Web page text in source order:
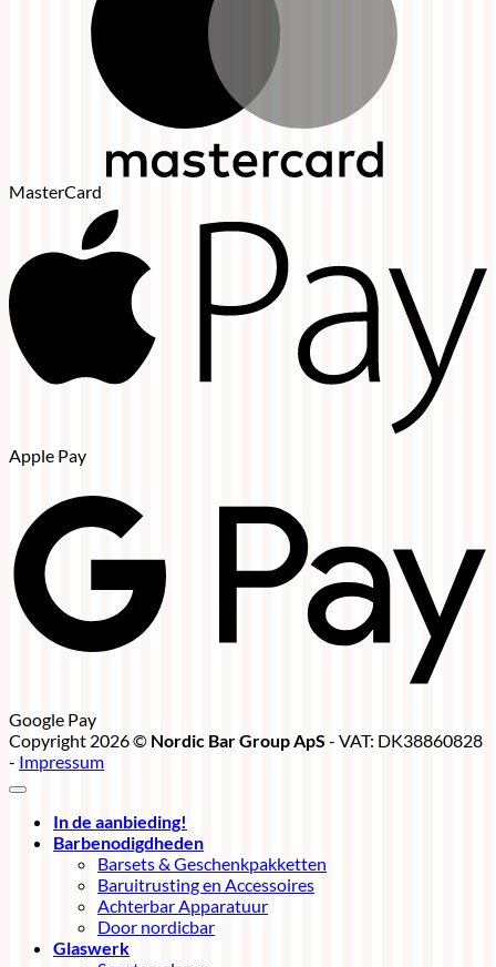
MasterCard
Apple Pay
Google Pay
Copyright 2026 © Nordic Bar Group ApS - VAT: DK38860828
- Impressum
In de aanbieding!
Barbenodigdheden
Barsets & Geschenkpakketten
Baruitrusting en Accessoires
Achterbar Apparatuur
Door nordicbar
Glaswerk